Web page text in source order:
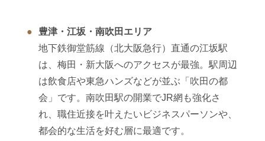
豊津・江坂・南吹田エリア
地下鉄御堂筋線（北大阪急行）直通の江坂駅
は、梅田・新大阪へのアクセスが最強。駅周辺
は飲食店や東急ハンズなどが並ぶ「吹田の都
会」です。南吹田駅の開業でJR網も強化さ
れ、職住近接を叶えたいビジネスパーソンや、
都会的な生活を好む層に最適です。